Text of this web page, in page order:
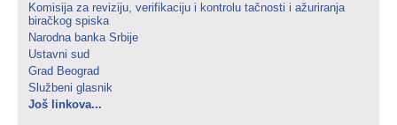
Komisija za reviziju, verifikaciju i kontrolu tačnosti i ažuriranja
biračkog spiska
Narodna banka Srbije
Ustavni sud
Grad Beograd
Službeni glasnik
Još linkova...